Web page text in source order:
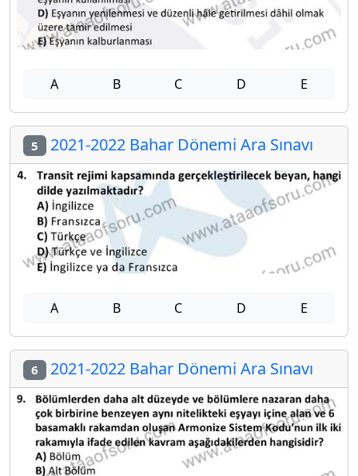
A B C D E
5 2021-2022 Bahar Dönemi Ara Sınavı
A B C D E
6 2021-2022 Bahar Dönemi Ara Sınavı